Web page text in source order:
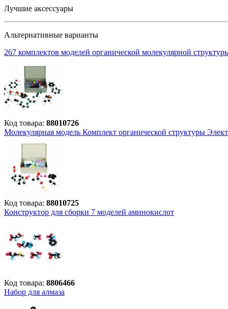
Лучшие аксессуары
Альтернативные варианты
267 комплектов моделей органической молекулярной
Код товара: 88010726
Молекулярная модель Комплект органической структуры
Код товара: 88010725
Конструктор для сборки 7 моделей аминокислот
Код товара: 8806466
Набор для алмаза